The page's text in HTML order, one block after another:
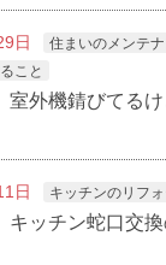
日 住まいのメンテ
こと
室外機錆びてる
日 キッチンのリフ
キッチン蛇口交